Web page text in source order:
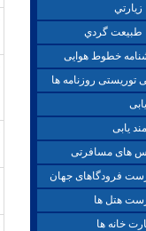
زيارتي
طبيعت گردي
خطوط هوایی
توریستی روزنامه ها
یابی
های مسافرتی
فرودگاهای جهان
هتل ها
خانه ها